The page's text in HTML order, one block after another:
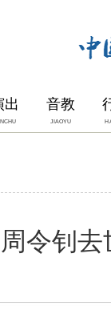
出 音教
JIAOYU
令钊